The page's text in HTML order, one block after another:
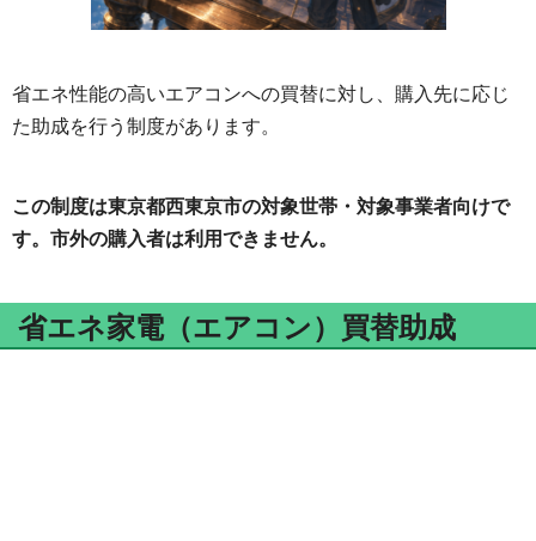
省エネ性能の高いエアコンへの買替に対し、購入先に応じ
た助成を行う制度があります。
この制度は東京都西東京市の対象世帯・対象事業者向けで
す。市外の購入者は利用できません。
省エネ家電（エアコン）買替助成